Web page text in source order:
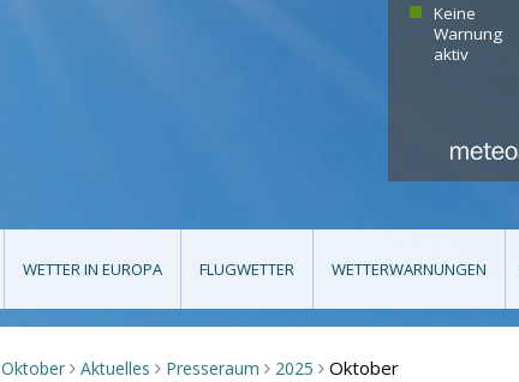
Keine
Warnung
aktiv
WETTER IN EUROPA FLUGWETTER WETTERWARNUNGEN
Oktober > Aktuelles > Presseraum > 2025 > Oktober